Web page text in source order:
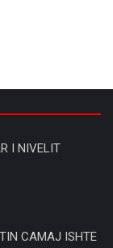
I NIVELIT
CAMAJ ISHTE